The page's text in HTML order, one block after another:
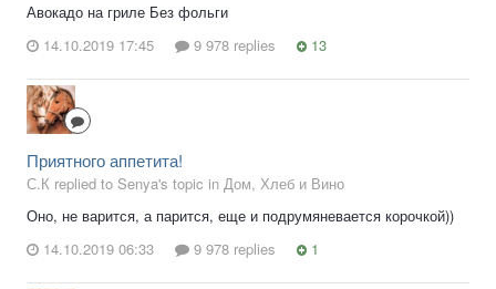
Авокадо на гриле Без фольги
14.10.2019 17:45
9 978 replies 13
Приятного аппетита!
С.К replied to Senya's topic in Дом, Хлеб и Вино
Оно, не варится, а парится, еще и подрумяневается корочкой))
14.10.2019 06:33
9 978 replies 1